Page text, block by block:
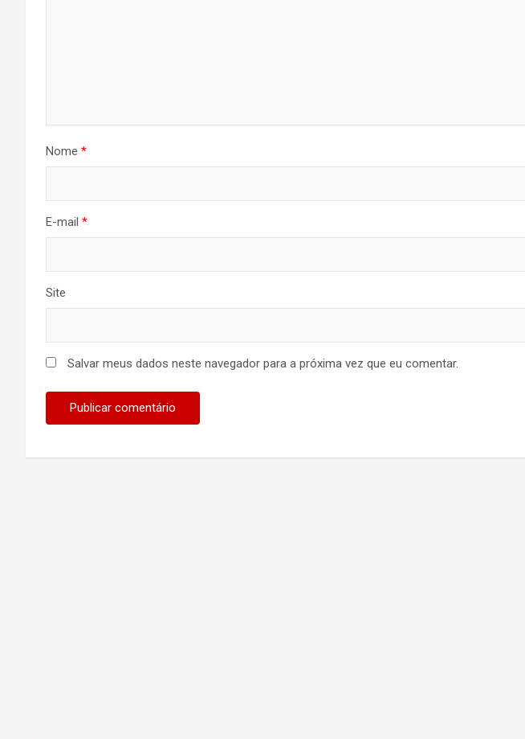
Nome *
E-mail *
Site
Salvar meus dados neste navegador para a próxima vez que eu comentar.